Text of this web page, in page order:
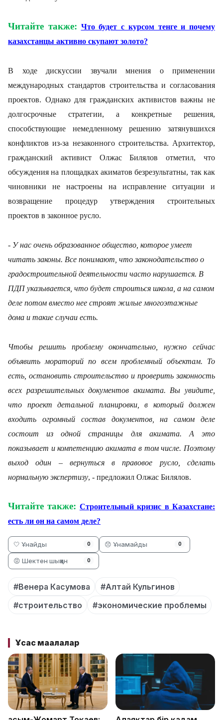
Читайте также: Что будет с курсом тенге и почему
казахстанцы активно скупают золото?
В ходе дискуссии звучали мнения о применении
международных стандартов строительства и согласования
проектов. Однако для гражданских активистов важны не
долгосрочные стратегии, а конкретные решения,
способствующие немедленному решению затянувшихся
конфликтов из-за незаконного строительства. Архитектор,
гражданский активист Олжас Билялов отметил, что
обсуждения на площадках акиматов безрезультатны, так как
чиновники не настроены на исправление ситуации и
возвращение процедур утверждения строительных
проектов в законное русло.
- У нас очень образованное общество, которое умеет
читать законы. Все понимают, что законодательство о
градостроительной деятельности часто нарушается. В
ПДП указывается, что будет строиться школа, а на самом
деле потом вместо нее строят жилые многоэтажные
дома и такие случаи есть.
Чтобы решить проблему окончательно, нужно сейчас
объявить мораторий по всем проблемный объектам. То
есть, остановить строительство и проверить законность
всех разрешительных документов акимата. Вы увидите,
что проект детальной планировки, в который должен
входить огромный состав документов, на самом деле
состоит из одной страницы для акимата. А это
показывает и компетенцию акимата в том числе. Поэтому
выход один – вернуться в правовое русло, сделать
нормальную экспертизу, - предложил Олжас Билялов.
Читайте также: Строительный кризис в Казахстане:
есть ли он на самом деле?
🤍 Ұнайды 0 😞 Ұнамайды 0
😡 Шектен шыққан 0
#Венера Касумова
#Алтай Кульгинов
#строительство
#экономические проблемы
Ұқсас мақалалар